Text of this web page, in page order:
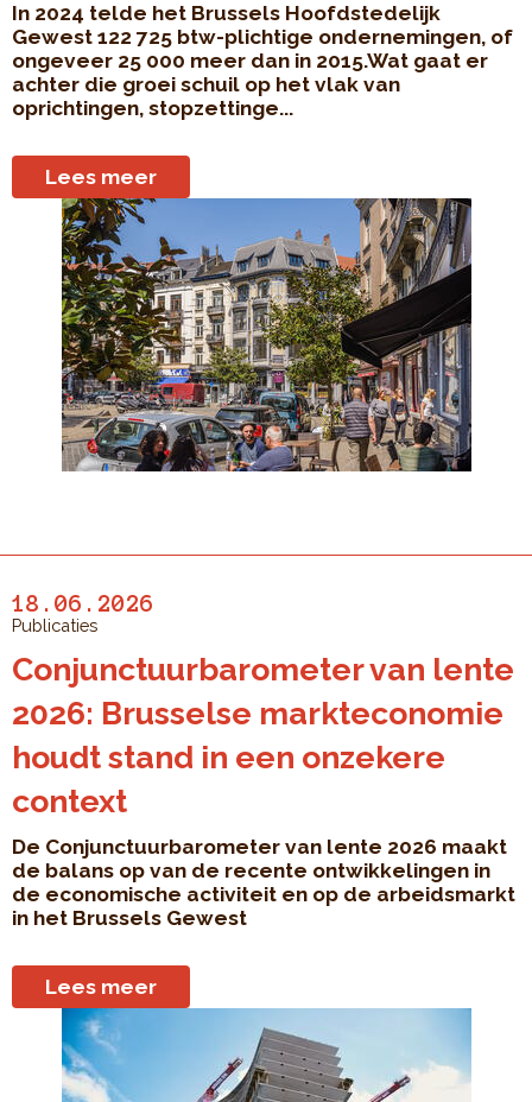
In 2024 telde het Brussels Hoofdstedelijk
Gewest 122 725 btw-plichtige ondernemingen, of
ongeveer 25 000 meer dan in 2015.Wat gaat er
achter die groei schuil op het vlak van
oprichtingen, stopzettinge...
Lees meer
18.06.2026
Publicaties
Conjunctuurbarometer van lente
2026: Brusselse markteconomie
houdt stand in een onzekere
context
De Conjunctuurbarometer van lente 2026 maakt
de balans op van de recente ontwikkelingen in
de economische activiteit en op de arbeidsmarkt
in het Brussels Gewest
Lees meer